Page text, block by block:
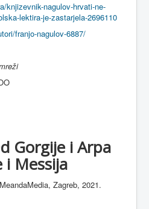
knjizevnik-nagulov-hrvati-ne-
lektira-je-zastarjela-2696110
franjo-nagulov-6887/
Gorgije i Arpa
i Messija
Zagreb, 2021.